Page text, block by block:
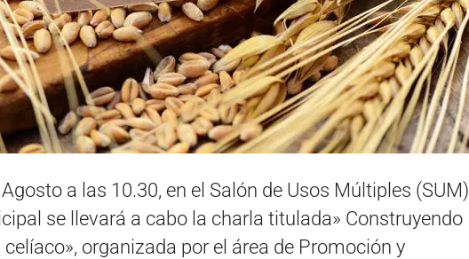
a las 10.30, en el Salón de Usos Múltiples (SUM)
se llevará a cabo la charla titulada» Construyendo
celíaco», organizada por el área de Promoción y